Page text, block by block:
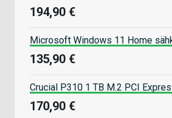
194,90 €
Microsoft Windows 11 Home
135,90 €
Crucial P310 1 TB M.2 PCI
170,90 €